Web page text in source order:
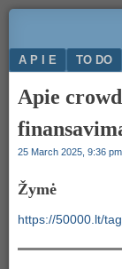
ir
bendradarbiavimas
Menu
SKIP TO CONTENT
A P I E TO DO
Apie
25 March 2025, 9:36 pm
Žymė
https://50000.lt/